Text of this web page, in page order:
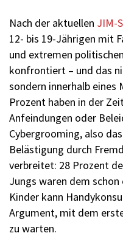
Nach der aktuellen JIM-
12- bis 19-Jährigen mit
und extremen
konfrontiert – und das
sondern innerhalb eines
Prozent haben in der
Anfeindungen oder
Cybergrooming, also
Belästigung durch
verbreitet: 28 Prozent
Jungs waren dem
Kinder kann
Argument, mit dem
zu warten.